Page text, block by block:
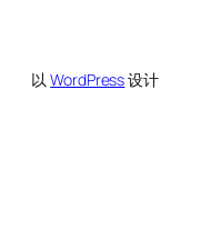
以WordPress设计